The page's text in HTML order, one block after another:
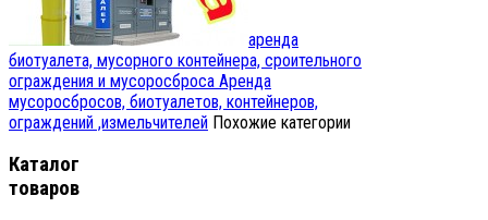
аренда
биотуалета, мусорного контейнера, сроительного
ограждения и мусоросброса Аренда
мусоросбросов, биотуалетов, контейнеров,
ограждений ,измельчителей Похожие категории
Каталог
товаров